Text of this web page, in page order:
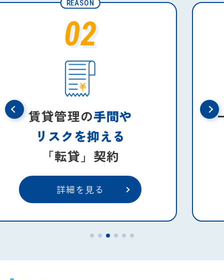
REASON
03
一軒家はリロにお任せ！
管理物件の
40％が一軒家
詳細を見る